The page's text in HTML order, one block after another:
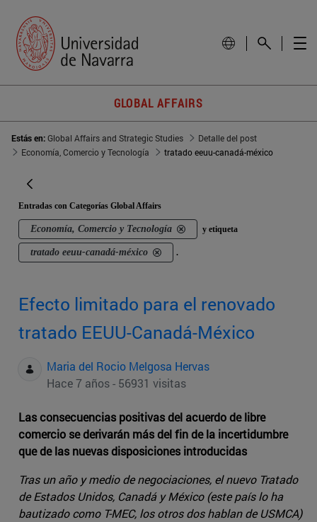
GLOBAL AFFAIRS
Estás en:Global Affairs and Strategic Studies
Detalle del post
Economía, Comercio y Tecnología
tratado eeuu-canadá-méxico
Entradas con Categorías Global Affairs
Economía, Comercio y Tecnología y etiqueta
tratado eeuu-canadá-méxico .
Efecto limitado para el renovado
tratado EEUU-Canadá-México
Maria del Rocio Melgosa Hervas
Hace 7 años - 56931 visitas
Las consecuencias positivas del acuerdo de libre
comercio se derivarán más del fin de la incertidumbre
que de las nuevas disposiciones introducidas
Tras un año y medio de negociaciones, el nuevo Tratado
de Estados Unidos, Canadá y México (este país lo ha
bautizado como T-MEC, los otros dos hablan de USMCA)